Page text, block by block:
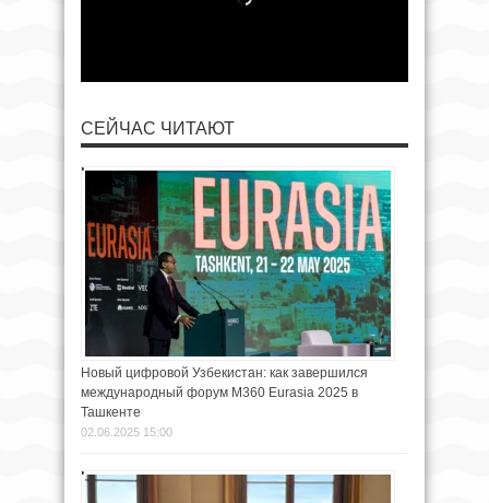
СЕЙЧАС ЧИТАЮТ
Новый цифровой Узбекистан: как завершился
международный форум M360 Eurasia 2025 в
Ташкенте
02.06.2025 15:00